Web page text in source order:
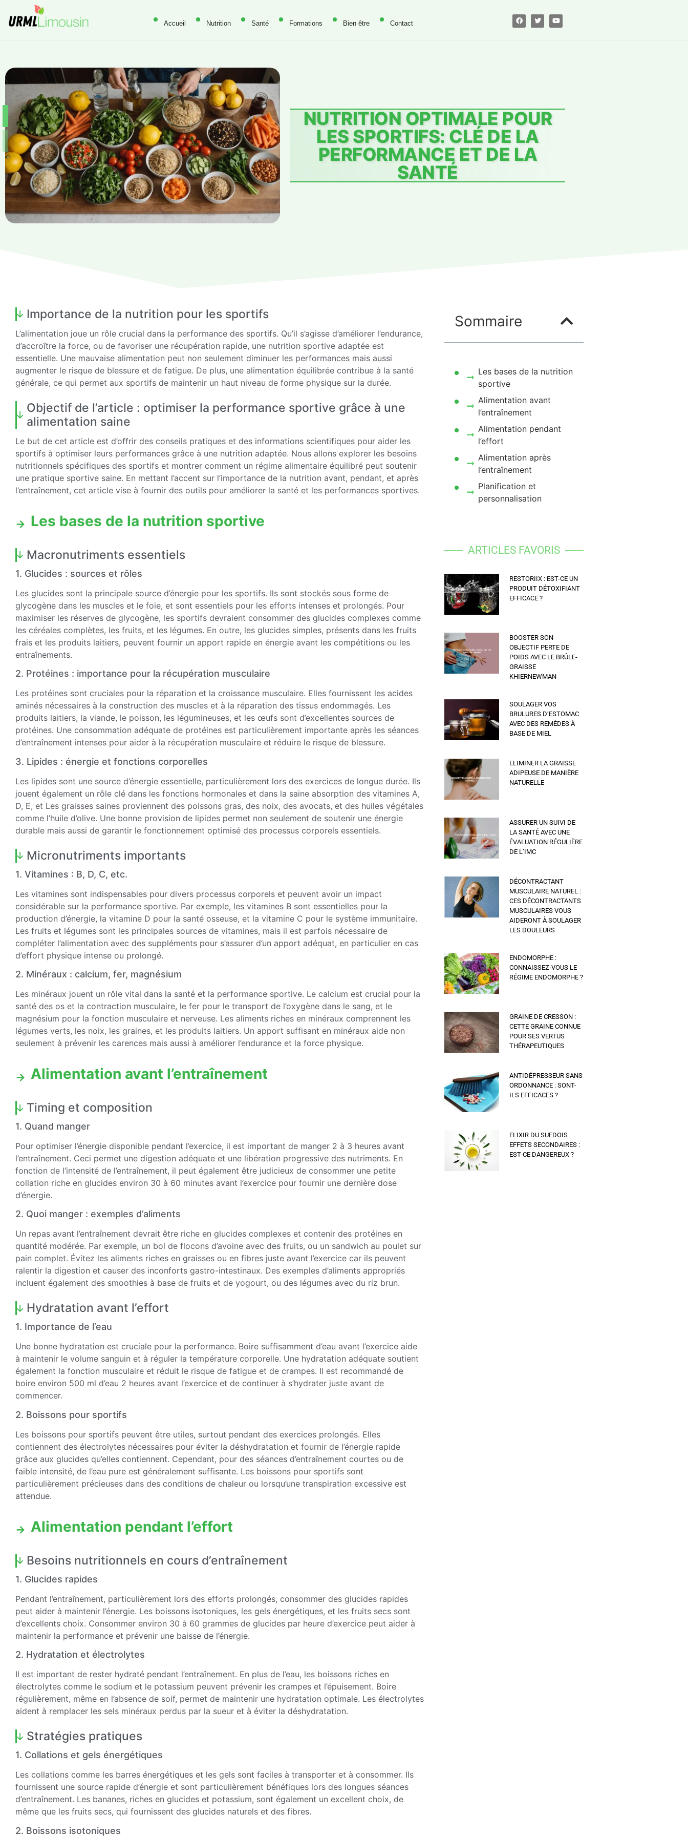
Accueil Nutrition Santé Formations Bien être Contact
NUTRITION OPTIMALE POUR
LES SPORTIFS: CLÉ DE LA
PERFORMANCE ET DE LA
SANTÉ
Importance de la nutrition pour les sportifs
L’alimentation joue un rôle crucial dans la performance des sportifs. Qu’il s’agisse d’améliorer l’endurance,
d’accroître la force, ou de favoriser une récupération rapide, une nutrition sportive adaptée est
essentielle. Une mauvaise alimentation peut non seulement diminuer les performances mais aussi
augmenter le risque de blessure et de fatigue. De plus, une alimentation équilibrée contribue à la santé
générale, ce qui permet aux sportifs de maintenir un haut niveau de forme physique sur la durée.
Objectif de l’article : optimiser la performance sportive grâce à une
alimentation saine
Le but de cet article est d’offrir des conseils pratiques et des informations scientifiques pour aider les
sportifs à optimiser leurs performances grâce à une nutrition adaptée. Nous allons explorer les besoins
nutritionnels spécifiques des sportifs et montrer comment un régime alimentaire équilibré peut soutenir
une pratique sportive saine. En mettant l’accent sur l’importance de la nutrition avant, pendant, et après
l’entraînement, cet article vise à fournir des outils pour améliorer la santé et les performances sportives.
Les bases de la nutrition sportive
Macronutriments essentiels
1. Glucides : sources et rôles
Les glucides sont la principale source d’énergie pour les sportifs. Ils sont stockés sous forme de
glycogène dans les muscles et le foie, et sont essentiels pour les efforts intenses et prolongés. Pour
maximiser les réserves de glycogène, les sportifs devraient consommer des glucides complexes comme
les céréales complètes, les fruits, et les légumes. En outre, les glucides simples, présents dans les fruits
frais et les produits laitiers, peuvent fournir un apport rapide en énergie avant les compétitions ou les
entraînements.
2. Protéines : importance pour la récupération musculaire
Les protéines sont cruciales pour la réparation et la croissance musculaire. Elles fournissent les acides
aminés nécessaires à la construction des muscles et à la réparation des tissus endommagés. Les
produits laitiers, la viande, le poisson, les légumineuses, et les œufs sont d’excellentes sources de
protéines. Une consommation adéquate de protéines est particulièrement importante après les séances
d’entraînement intenses pour aider à la récupération musculaire et réduire le risque de blessure.
3. Lipides : énergie et fonctions corporelles
Les lipides sont une source d’énergie essentielle, particulièrement lors des exercices de longue durée. Ils
jouent également un rôle clé dans les fonctions hormonales et dans la saine absorption des vitamines A,
D, E, et Les graisses saines proviennent des poissons gras, des noix, des avocats, et des huiles végétales
comme l’huile d’olive. Une bonne provision de lipides permet non seulement de soutenir une énergie
durable mais aussi de garantir le fonctionnement optimisé des processus corporels essentiels.
Micronutriments importants
1. Vitamines : B, D, C, etc.
Les vitamines sont indispensables pour divers processus corporels et peuvent avoir un impact
considérable sur la performance sportive. Par exemple, les vitamines B sont essentielles pour la
production d’énergie, la vitamine D pour la santé osseuse, et la vitamine C pour le système immunitaire.
Les fruits et légumes sont les principales sources de vitamines, mais il est parfois nécessaire de
compléter l’alimentation avec des suppléments pour s’assurer d’un apport adéquat, en particulier en cas
d’effort physique intense ou prolongé.
2. Minéraux : calcium, fer, magnésium
Les minéraux jouent un rôle vital dans la santé et la performance sportive. Le calcium est crucial pour la
santé des os et la contraction musculaire, le fer pour le transport de l’oxygène dans le sang, et le
magnésium pour la fonction musculaire et nerveuse. Les aliments riches en minéraux comprennent les
légumes verts, les noix, les graines, et les produits laitiers. Un apport suffisant en minéraux aide non
seulement à prévenir les carences mais aussi à améliorer l’endurance et la force physique.
Alimentation avant l’entraînement
Timing et composition
1. Quand manger
Pour optimiser l’énergie disponible pendant l’exercice, il est important de manger 2 à 3 heures avant
l’entraînement. Ceci permet une digestion adéquate et une libération progressive des nutriments. En
fonction de l’intensité de l’entraînement, il peut également être judicieux de consommer une petite
collation riche en glucides environ 30 à 60 minutes avant l’exercice pour fournir une dernière dose
d’énergie.
2. Quoi manger : exemples d’aliments
Un repas avant l’entraînement devrait être riche en glucides complexes et contenir des protéines en
quantité modérée. Par exemple, un bol de flocons d’avoine avec des fruits, ou un sandwich au poulet sur
pain complet. Évitez les aliments riches en graisses ou en fibres juste avant l’exercice car ils peuvent
ralentir la digestion et causer des inconforts gastro-intestinaux. Des exemples d’aliments appropriés
incluent également des smoothies à base de fruits et de yogourt, ou des légumes avec du riz brun.
Hydratation avant l’effort
1. Importance de l’eau
Une bonne hydratation est cruciale pour la performance. Boire suffisamment d’eau avant l’exercice aide
à maintenir le volume sanguin et à réguler la température corporelle. Une hydratation adéquate soutient
également la fonction musculaire et réduit le risque de fatigue et de crampes. Il est recommandé de
boire environ 500 ml d’eau 2 heures avant l’exercice et de continuer à s’hydrater juste avant de
commencer.
2. Boissons pour sportifs
Les boissons pour sportifs peuvent être utiles, surtout pendant des exercices prolongés. Elles
contiennent des électrolytes nécessaires pour éviter la déshydratation et fournir de l’énergie rapide
grâce aux glucides qu’elles contiennent. Cependant, pour des séances d’entraînement courtes ou de
faible intensité, de l’eau pure est généralement suffisante. Les boissons pour sportifs sont
particulièrement précieuses dans des conditions de chaleur ou lorsqu’une transpiration excessive est
attendue.
Alimentation pendant l’effort
Besoins nutritionnels en cours d’entraînement
1. Glucides rapides
Pendant l’entraînement, particulièrement lors des efforts prolongés, consommer des glucides rapides
peut aider à maintenir l’énergie. Les boissons isotoniques, les gels énergétiques, et les fruits secs sont
d’excellents choix. Consommer environ 30 à 60 grammes de glucides par heure d’exercice peut aider à
maintenir la performance et prévenir une baisse de l’énergie.
2. Hydratation et électrolytes
Il est important de rester hydraté pendant l’entraînement. En plus de l’eau, les boissons riches en
électrolytes comme le sodium et le potassium peuvent prévenir les crampes et l’épuisement. Boire
régulièrement, même en l’absence de soif, permet de maintenir une hydratation optimale. Les électrolytes
aident à remplacer les sels minéraux perdus par la sueur et à éviter la déshydratation.
Stratégies pratiques
1. Collations et gels énergétiques
Les collations comme les barres énergétiques et les gels sont faciles à transporter et à consommer. Ils
fournissent une source rapide d’énergie et sont particulièrement bénéfiques lors des longues séances
d’entraînement. Les bananes, riches en glucides et potassium, sont également un excellent choix, de
même que les fruits secs, qui fournissent des glucides naturels et des fibres.
2. Boissons isotoniques
Sommaire
Les bases de la nutrition
sportive
Alimentation avant
l’entraînement
Alimentation pendant
l’effort
Alimentation après
l’entraînement
Planification et
personnalisation
ARTICLES FAVORIS
RESTORIIX : EST-CE UN
PRODUIT DÉTOXIFIANT
EFFICACE ?
BOOSTER SON
OBJECTIF PERTE DE
POIDS AVEC LE BRÛLE-
GRAISSE
KHIERNEWMAN
SOULAGER VOS
BRULURES D’ESTOMAC
AVEC DES REMÈDES À
BASE DE MIEL
ELIMINER LA GRAISSE
ADIPEUSE DE MANIÈRE
NATURELLE
ASSURER UN SUIVI DE
LA SANTÉ AVEC UNE
ÉVALUATION RÉGULIÈRE
DE L’IMC
DÉCONTRACTANT
MUSCULAIRE NATUREL :
CES DÉCONTRACTANTS
MUSCULAIRES VOUS
AIDERONT À SOULAGER
LES DOULEURS
ENDOMORPHE :
CONNAISSEZ-VOUS LE
RÉGIME ENDOMORPHE ?
GRAINE DE CRESSON :
CETTE GRAINE CONNUE
POUR SES VERTUS
THÉRAPEUTIQUES
ANTIDÉPRESSEUR SANS
ORDONNANCE : SONT-
ILS EFFICACES ?
ELIXIR DU SUEDOIS
EFFETS SECONDAIRES :
EST-CE DANGEREUX ?